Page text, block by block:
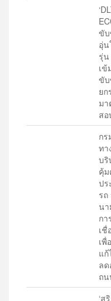
ขั
อุ่น
รุ่
เข้
ขั
ยก
มา
สอ
ก
ทา
บริ
คุ้ม
ปร
รถ
นา
กา
เชื่
เพื่
แ
ลด
ถ
‘สุ